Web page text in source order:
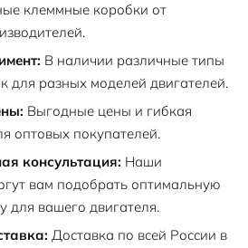
клеммные коробки от
В наличии различные типы
для разных моделей двигателей.
Выгодные цены и гибкая
оптовых покупателей.
консультация: Наши
вам подобрать оптимальную
для вашего двигателя.
Доставка по всей России в